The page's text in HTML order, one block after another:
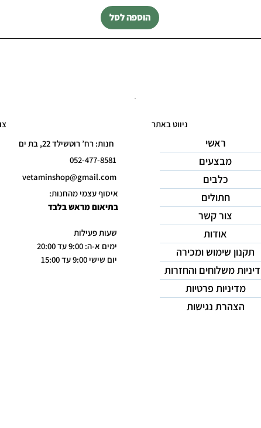
הוספה לסל
חנות: רח’ רוטשילד 22, בת ים
052-477-8581
vetaminshop@gmail.com
איסוף עצמי מהחנות:
בתיאום מראש בלבד
שעות פעילות
ימים א-ה: 9:00 עד 20:00
יום שישי 9:00 עד 15:00
ניווט באתר
ראשי
מבצעים
כלבים
חתולים
צור קשר
אודות
תקנון שימוש ומכירה
משלוחים והחזרות
מדיניות פרטיות
הצהרת נגישות